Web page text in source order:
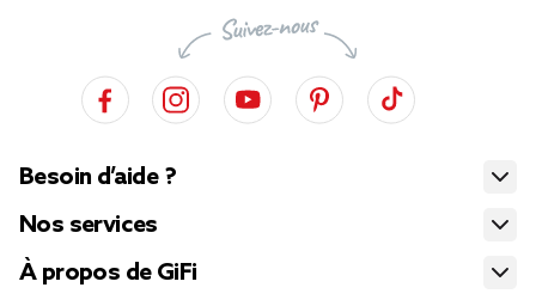
Besoin d’aide ?
Nos services
À propos de GiFi